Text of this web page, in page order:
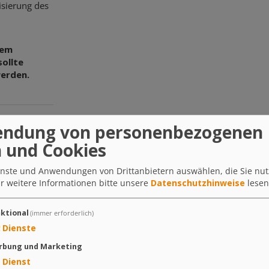
des
Trakt
–
die
von personenbezogenen
und Cookies
und Anwendungen von Drittanbietern auswählen, die Sie
weitere Informationen bitte unsere Datenschutzhinweise
(immer erforderlich)
Dienste
und Marketing
Dienst